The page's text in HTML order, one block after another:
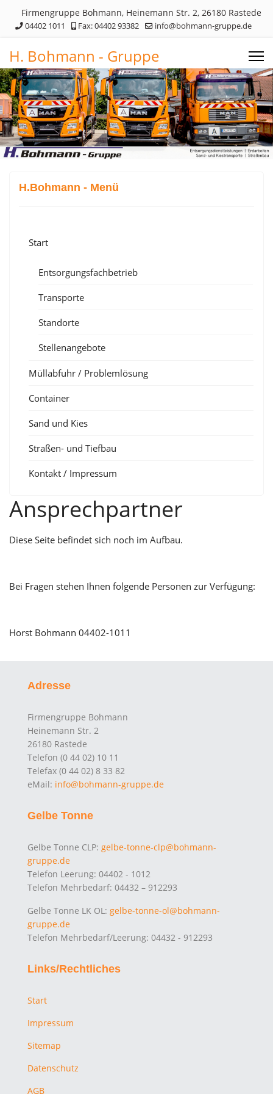
Firmengruppe Bohmann, Heinemann Str. 2, 26180 Rastede
04402 1011 Fax: 04402 93382 info@bohmann-gruppe.de
H. Bohmann - Gruppe
H.Bohmann - Menü
Start
Entsorgungsfachbetrieb
Transporte
Standorte
Stellenangebote
Müllabfuhr / Problemlösung
Container
Sand und Kies
Straßen- und Tiefbau
Kontakt / Impressum
Ansprechpartner
Diese Seite befindet sich noch im Aufbau.
Bei Fragen stehen Ihnen folgende Personen zur Verfügung:
Horst Bohmann 04402-1011
Adresse
Firmengruppe Bohmann
Heinemann Str. 2
26180 Rastede
Telefon (0 44 02) 10 11
Telefax (0 44 02) 8 33 82
eMail: info@bohmann-gruppe.de
Gelbe Tonne
Gelbe Tonne CLP: gelbe-tonne-clp@bohmann-
gruppe.de
Telefon Leerung: 04402 - 1012
Telefon Mehrbedarf: 04432 – 912293
Gelbe Tonne LK OL: gelbe-tonne-ol@bohmann-
gruppe.de
Telefon Mehrbedarf/Leerung: 04432 - 912293
Links/Rechtliches
Start
Impressum
Sitemap
Datenschutz
AGB